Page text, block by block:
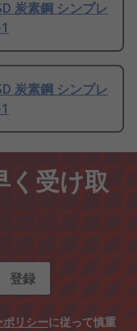
炭素鋼 シンプレ
炭素鋼 シンプレ
く受け取
登録
リシーに従って慎重